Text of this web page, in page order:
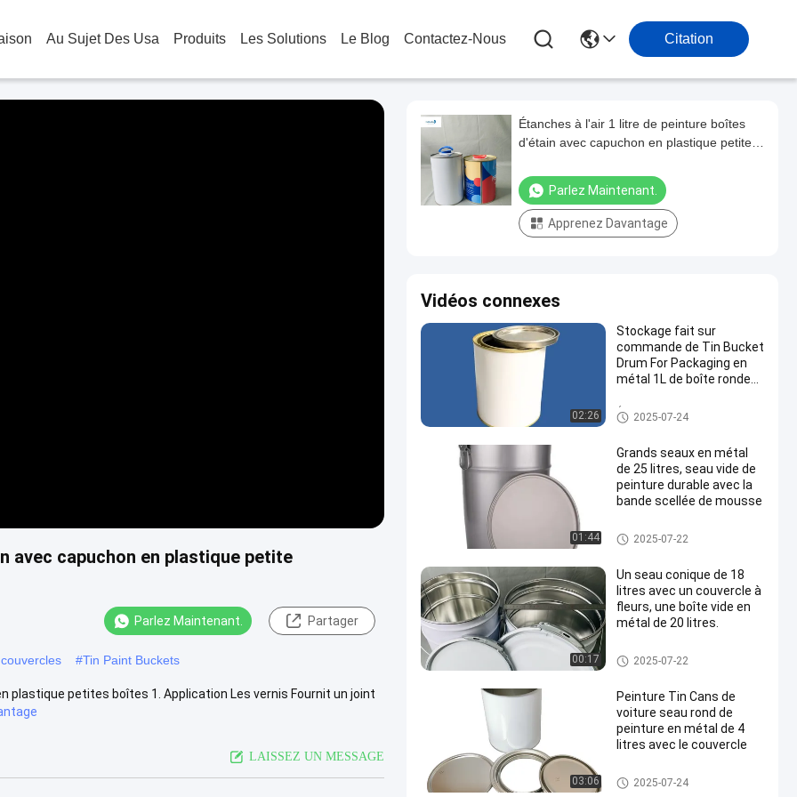
Au Sujet Des Usa Produits Les Solutions Le Blog Contactez-Nous Citation
avec capuchon en plastique petite
Parlez Maintenant. Partager
#Tin Paint Buckets
plastique petites boîtes 1. Application Les vernis Fournit un joint
LAISSEZ UN MESSAGE
Étanches à l'air 1 litre de peinture boîtes
d'étain avec capuchon en plastique petite
Parlez Maintenant.
Apprenez Davantage
Vidéos connexes
02:26
Stockage fait sur
commande de Tin Bucket
Drum For Packaging en
métal 1L de boîte ronde
Étain de peinture de voiture
2025-07-24
01:44
Grands seaux en métal
de 25 litres, seau vide de
peinture durable avec la
bande scellée de mousse
Seau de peinture en métal
2025-07-22
00:17
Un seau conique de 18
litres avec un couvercle à
fleurs, une boîte vide en
métal de 20 litres.
Bidons industriels de peinture
2025-07-22
03:06
Peinture Tin Cans de
voiture seau rond de
peinture en métal de 4
litres avec le couvercle
boîtes en fer blanc de peinture
2025-07-24